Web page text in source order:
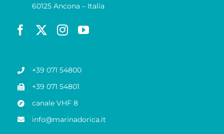
60125 Ancona – Italia
+39 071 54800
+39 071 54801
canale VHF 8
info@marinadorica.it